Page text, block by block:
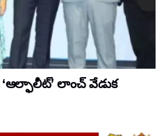
లాంచ్ వేడుక